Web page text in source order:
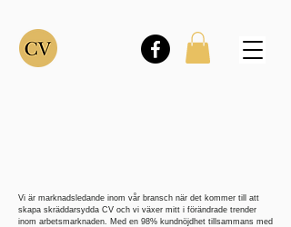
Vi är marknadsledande inom vår bransch när det kommer till att
skapa skräddarsydda CV och vi växer mitt i förändrade trender
inom arbetsmarknaden. Med en 98% kundnöjdhet tillsammans med